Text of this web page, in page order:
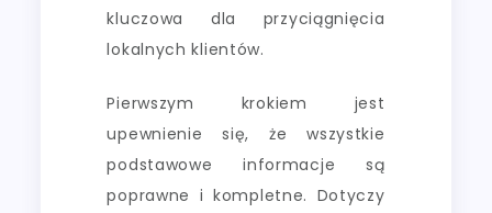
kluczowa dla przyciągnięcia
lokalnych klientów.
Pierwszym krokiem jest
upewnienie się, że wszystkie
podstawowe informacje są
poprawne i kompletne. Dotyczy